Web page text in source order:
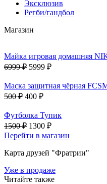
Эксклюзив
Регби/гандбол
Магазин
Майка игровая домашняя
6999 ₽ 5999 ₽
Маска защитная чёрная
500 ₽ 400 ₽
Футболка Тупик
1500 ₽ 1300 ₽
Перейти в магазин
Карта друзей "Фратрии"
Уже в продаже
Читайте также